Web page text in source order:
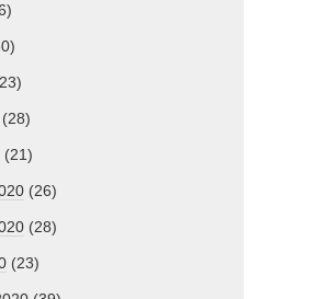
(28)
(21)
(26)
(28)
(23)